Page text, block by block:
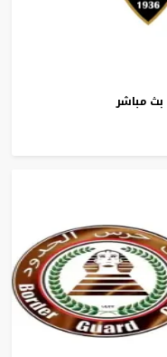
بث مباشر